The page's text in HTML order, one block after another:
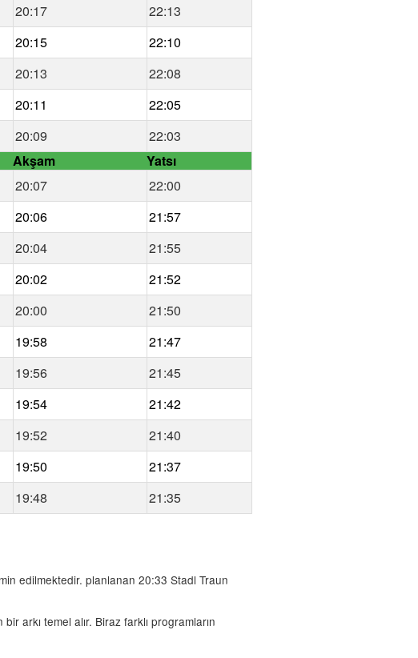
20:17
22:13
20:15
22:10
20:13
22:08
20:11
22:05
20:09
22:03
Akşam
Yatsı
20:07
22:00
20:06
21:57
20:04
21:55
20:02
21:52
20:00
21:50
19:58
21:47
19:56
21:45
19:54
21:42
19:52
21:40
19:50
21:37
19:48 21:35
edilmektedir. planlanan 20:33 Stadl Traun
arkı temel alır. Biraz farklı programların